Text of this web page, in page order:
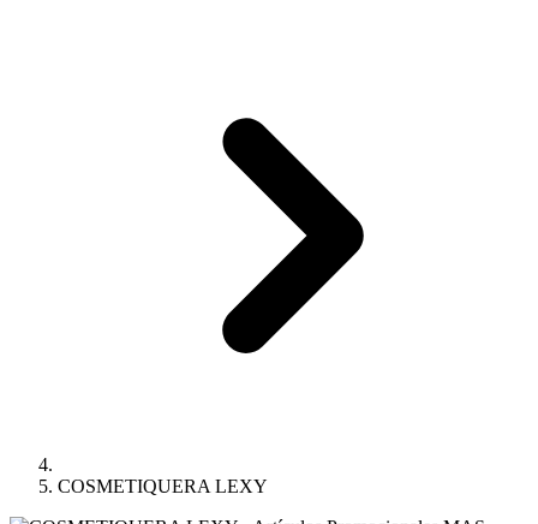
COSMETIQUERA LEXY